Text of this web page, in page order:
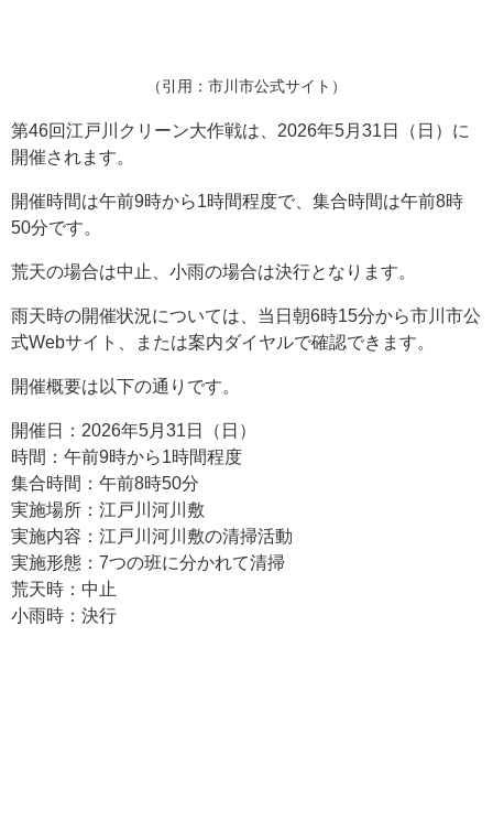
（引用：市川市公式サイト）
第46回江戸川クリーン大作戦は、2026年5月31日（日）に
開催されます。
開催時間は午前9時から1時間程度で、集合時間は午前8時
50分です。
荒天の場合は中止、小雨の場合は決行となります。
雨天時の開催状況については、当日朝6時15分から市川市公
式Webサイト、または案内ダイヤルで確認できます。
開催概要は以下の通りです。
開催日：2026年5月31日（日）
時間：午前9時から1時間程度
集合時間：午前8時50分
実施場所：江戸川河川敷
実施内容：江戸川河川敷の清掃活動
実施形態：7つの班に分かれて清掃
荒天時：中止
小雨時：決行